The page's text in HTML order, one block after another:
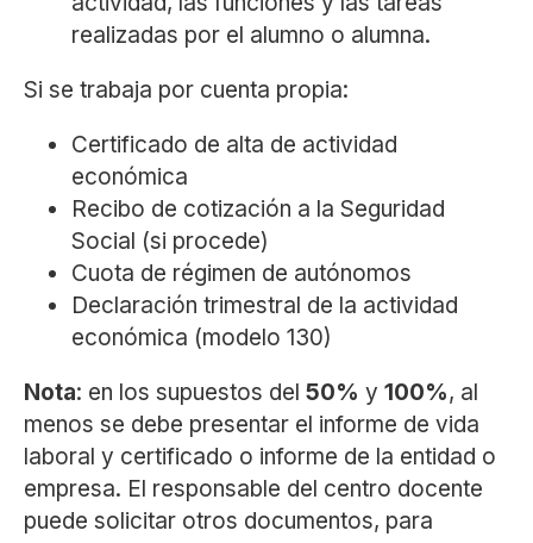
realizadas por el alumno o alumna.
Si se trabaja por cuenta propia:
Certificado de alta de actividad
económica
Recibo de cotización a la Seguridad
Social (si procede)
Cuota de régimen de autónomos
Declaración trimestral de la actividad
económica (modelo 130)
Nota: en los supuestos del 50% y 100%, al
menos se debe presentar el informe de vida
laboral y certificado o informe de la entidad o
empresa. El responsable del centro docente
puede solicitar otros documentos, para